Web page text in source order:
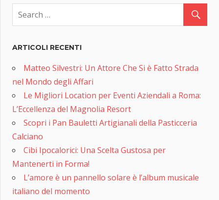
ARTICOLI RECENTI
Matteo Silvestri: Un Attore Che Si è Fatto Strada
nel Mondo degli Affari
Le Migliori Location per Eventi Aziendali a Roma:
L’Eccellenza del Magnolia Resort
Scopri i Pan Bauletti Artigianali della Pasticceria
Calciano
Cibi Ipocalorici: Una Scelta Gustosa per
Mantenerti in Forma!
L’amore è un pannello solare è l’album musicale
italiano del momento